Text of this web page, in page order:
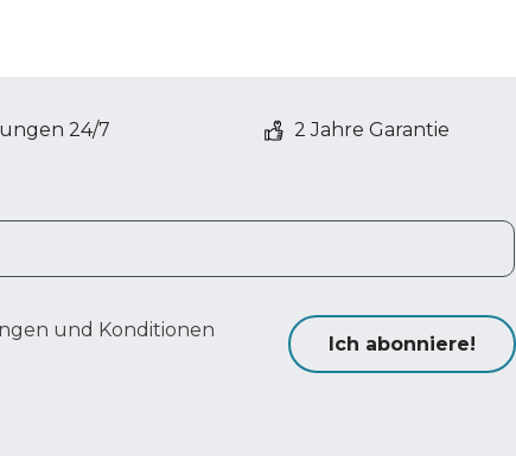
24/7 2 Jahre Garantie
und Konditionen
Ich abonniere!